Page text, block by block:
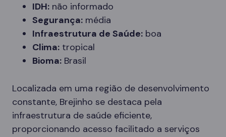
IDH: não informado
Segurança: média
Infraestrutura de Saúde: boa
Clima: tropical
Bioma: Brasil
Localizada em uma região de desenvolvimento
constante, Brejinho se destaca pela
infraestrutura de saúde eficiente,
proporcionando acesso facilitado a serviços